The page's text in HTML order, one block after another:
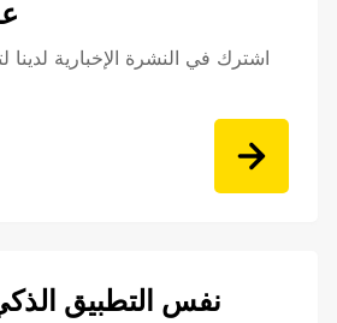
اشترك في النشرة الإخبارية
نفس التطبيق